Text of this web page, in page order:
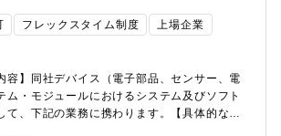
営層まで幅広く関与し、現場の課題と経営戦
として価値を発揮できます。◎ 設計から定着
験要件定義・設計・導入・定着の全工程に関
進における実践知を体系的に身につけること
フレックスタイム制度
上場企業
容】同社デバイス（電子部品、センサー、電
ム・モジュールにおけるシステム及びソフト
て、下記の業務に携わります。【具体的な職